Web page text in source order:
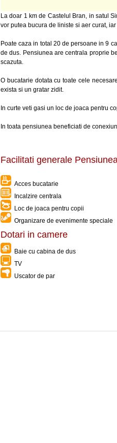
La doar 1 km de Castelul Bran, in satul
vor putea bucura de liniste si aer curat,
Poate caza in total 20 de persoane in 9
de dus. Pensiunea are centrala proprie
scazuta.
O bucatarie dotata cu toate cele
exista si un gratar zidit.
In curte veti gasi un loc de joaca pentru
In toata pensiunea beneficiati de
Facilitati generale
Acces bucatarie
Incalzire centrala
Loc de joaca pentru copii
Organizare de evenimente speciale
Dotari in camere
Baie cu cabina de dus
TV
Uscator de par